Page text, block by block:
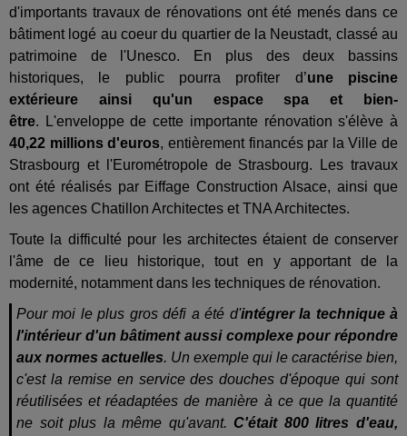
d'importants travaux de rénovations ont été menés dans ce
bâtiment logé au coeur du quartier de la Neustadt, classé au
patrimoine de l'Unesco. En plus des deux bassins
historiques, le public pourra profiter d’une piscine
extérieure ainsi qu'un espace spa et bien-
être.
L'enveloppe de cette importante rénovation s'élève à
40,22 millions d'euros, entièrement financés par la Ville de
Strasbourg et l'Eurométropole de Strasbourg. Les travaux
ont été réalisés par Eiffage Construction Alsace, ainsi que
les agences Chatillon Architectes et TNA Architectes.
Toute la difficulté pour les architectes étaient de conserver
l'âme de ce lieu historique, tout en y apportant de la
modernité, notamment dans les techniques de rénovation.
Pour moi le plus gros défi a été d'intégrer la technique à
l'intérieur d'un bâtiment aussi complexe pour répondre
aux normes actuelles. Un exemple qui le caractérise bien,
c'est la remise en service des douches d'époque qui sont
réutilisées et réadaptées de manière à ce que la quantité
ne soit plus la même qu'avant. C'était 800 litres d'eau,